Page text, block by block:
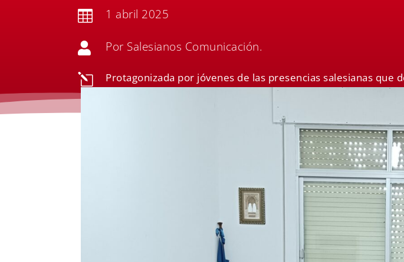
 1 abril 2025
 Por Salesianos Comunicación.
l Protagonizada por jóvenes de las presencias salesianas que